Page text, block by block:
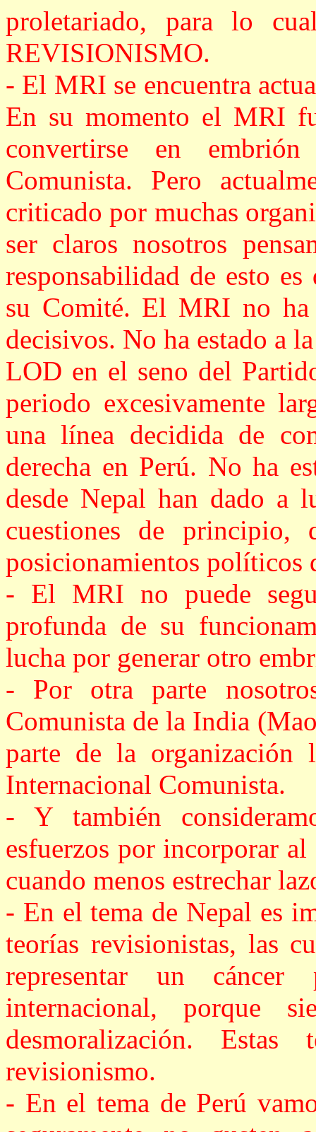
proletariado, para lo
REVISIONISMO.
- El MRI se encuentra
En su momento el MRI
convertirse en
Comunista. Pero
criticado por muchas
ser claros nosotros
responsabilidad de esto
su Comité. El MRI no ha
decisivos. No ha estado a
LOD en el seno del
periodo excesivamente
una línea decidida de
derecha en Perú. No ha
desde Nepal han dado a
cuestiones de principio,
posicionamientos políticos
- El MRI no puede
profunda de su
lucha por generar otro
- Por otra parte
Comunista de la India
parte de la
Internacional Comunista.
- Y también
esfuerzos por incorporar
cuando menos estrechar
- En el tema de Nepal es
teorías revisionistas, las
representar un
internacional, porque
desmoralización. Estas
revisionismo.
- En el tema de Perú